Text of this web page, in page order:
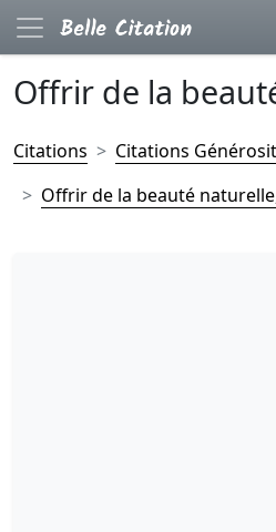
Offrir de la
Citations
Citations
Offrir de la beauté